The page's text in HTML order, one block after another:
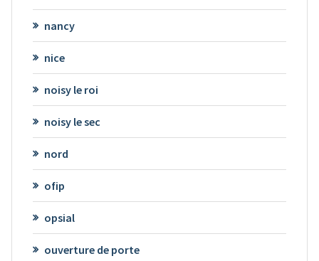
nancy
nice
noisy le roi
noisy le sec
nord
ofip
opsial
ouverture de porte